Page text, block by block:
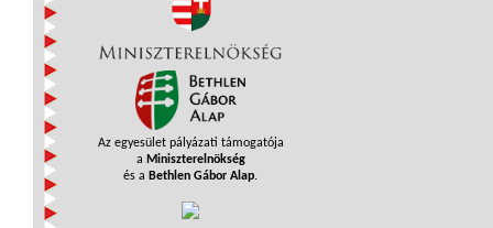
Az egyesület pályázati támogatója
a Miniszterelnökség
és a Bethlen Gábor Alap.